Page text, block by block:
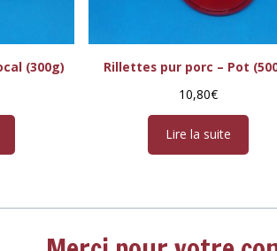
(300g)
Rillettes pur porc – Pot
10,80€
Lire la suite